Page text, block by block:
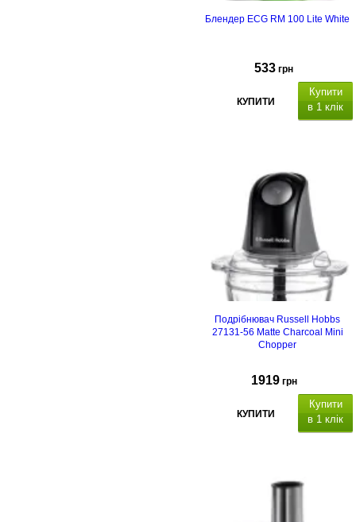
Блендер ECG RM 100 Lite White
533 грн
КУПИТИ
Купити
в 1 клік
Подрібнювач Russell Hobbs
27131-56 Matte Charcoal Mini
Chopper
1919 грн
КУПИТИ
Купити
в 1 клік